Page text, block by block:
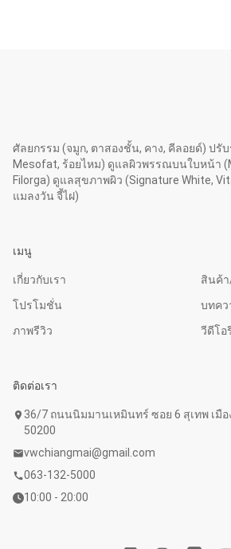
ศัลยกรรม (จมูก, ตาสองชั้น, คาง, คีลอยด์) ปรับ
Mesofat, ร้อยไหม) ดูแลผิวพรรณบนใบหน้า
Filorga) ดูแลสุขภาพผิว (Signature White,
แมลงวัน จี้ไฝ)
เมนู
เกี่ยวกับเรา
สินค้
โปรโมชั่น
บทคว
ภาพรีวิว
วีดีโอ
ติดต่อเรา
location_on 36/7 ถนนนิมมานเหมินทร์ ซอย 6 สุเทพ เมือ
50200
mailvwchiangmai@gmail.com
call063-132-5000
10:00 - 20:00